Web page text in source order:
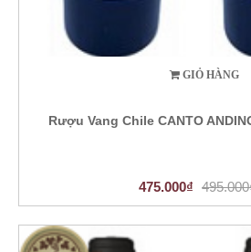
GIỎ HÀNG
Rượu Vang Chile CANTO
475.000₫